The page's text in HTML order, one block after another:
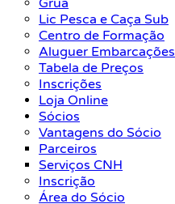
Grua
Lic Pesca e Caça Sub
Centro de Formação
Aluguer Embarcações
Tabela de Preços
Inscrições
Loja Online
Sócios
Vantagens do Sócio
Parceiros
Serviços CNH
Inscrição
Área do Sócio